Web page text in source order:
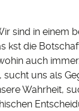
sind in einem
kst die
auch
sucht uns als
Wahrheit,